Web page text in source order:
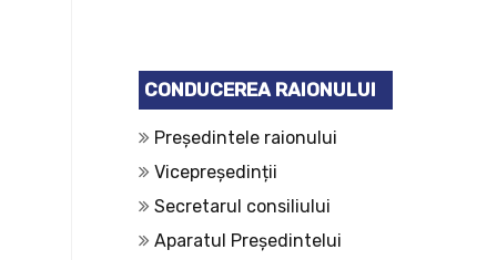
CONDUCEREA RAIONULUI
Președintele raionului
Vicepreședinții
Secretarul consiliului
Aparatul Președintelui